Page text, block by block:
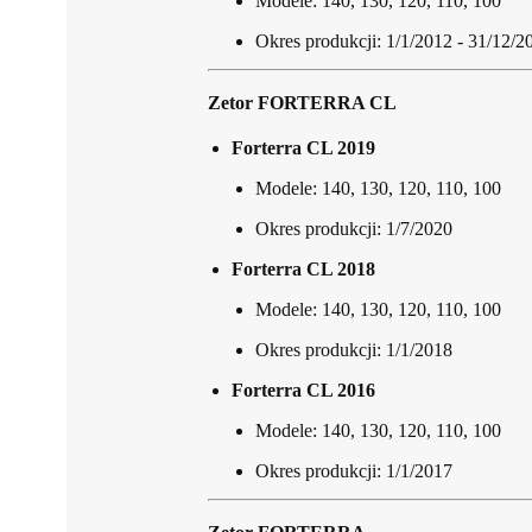
Okres produkcji: 1/1/2012 - 31/12/
Zetor FORTERRA CL
Forterra CL 2019
Modele: 140, 130, 120, 110, 100
Okres produkcji: 1/7/2020
Forterra CL 2018
Modele: 140, 130, 120, 110, 100
Okres produkcji: 1/1/2018
Forterra CL 2016
Modele: 140, 130, 120, 110, 100
Okres produkcji: 1/1/2017